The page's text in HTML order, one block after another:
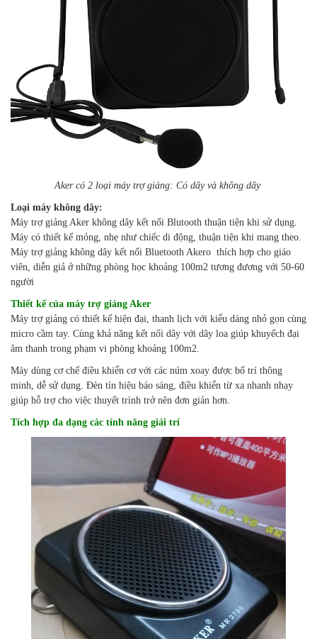
Aker có 2 loại máy trợ giảng: Có dây và không dây
Loại máy không dây:
Máy trợ giảng Aker không dây kết nối Blutooth thuận tiện khi sử dụng.
Máy có thiết kế mỏng, nhẹ như chiếc di động, thuận tiện khi mang theo.
Máy trợ giảng không dây kết nối Bluetooth Akero thích hợp cho giáo
viên, diễn giả ở những phòng học khoảng 100m2 tương đương với 50-60
người
Thiết kế của máy trợ giảng Aker
Máy trợ giảng có thiết kế hiện đại, thanh lịch với kiểu dáng nhỏ gọn cùng
micro cầm tay. Cùng khả năng kết nối dây với dây loa giúp khuyếch đại
âm thanh trong phạm vi phòng khoảng 100m2.
Máy dùng cơ chế điều khiển cơ với các núm xoay được bố trí thông
minh, dễ sử dụng. Đèn tín hiệu báo sáng, điều khiển từ xa nhanh nhạy
giúp hỗ trợ cho việc thuyết trình trở nên đơn giản hơn.
Tích hợp đa dạng các tính năng giải trí